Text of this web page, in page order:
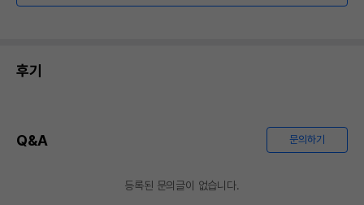
후기
Q&A 문의하기
등록된 문의글이 없습니다.